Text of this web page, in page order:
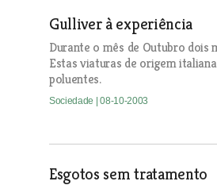
Gulliver à experiência
Durante o mês de Outubro
Estas viaturas de origem
poluentes.
Sociedade | 08-10-2003
Esgotos sem tratamento